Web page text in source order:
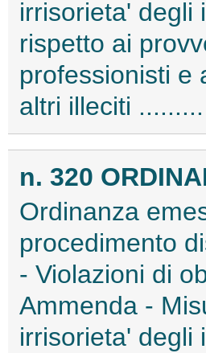
irrisorieta' degli
rispetto ai
professionisti e
altri illeciti
n. 320
Ordinanza
procedimento
- Violazioni di
Ammenda -
irrisorieta' degli